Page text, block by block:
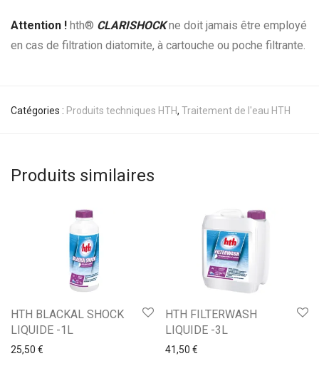
Attention ! hth® CLARISHOCKne doit jamais être employé
en cas de filtration diatomite, à cartouche ou poche filtrante.
Catégories : Produits techniques HTH, Traitement de l'eau HTH
Produits similaires
HTH BLACKAL SHOCK
LIQUIDE -1L
25,50 €
HTH FILTERWASH
LIQUIDE -3L
41,50 €